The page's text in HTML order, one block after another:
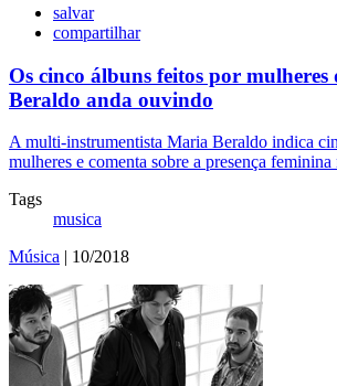
salvar
compartilhar
Os cinco álbuns feitos por
Beraldo anda ouvindo
A multi-instrumentista Maria Beraldo indica
mulheres e comenta sobre a presença feminina
Tags
musica
Música | 10/2018